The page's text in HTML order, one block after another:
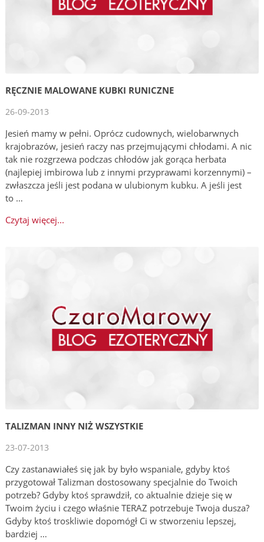
RĘCZNIE MALOWANE KUBKI RUNICZNE
26-09-2013
Jesień mamy w pełni. Oprócz cudownych, wielobarwnych
krajobrazów, jesień raczy nas przejmującymi chłodami. A nic
tak nie rozgrzewa podczas chłodów jak gorąca herbata
(najlepiej imbirowa lub z innymi przyprawami korzennymi) –
zwłaszcza jeśli jest podana w ulubionym kubku. A jeśli jest
to …
Czytaj więcej...
TALIZMAN INNY NIŻ WSZYSTKIE
23-07-2013
Czy zastanawiałeś się jak by było wspaniale, gdyby ktoś
przygotował Talizman dostosowany specjalnie do Twoich
potrzeb? Gdyby ktoś sprawdził, co aktualnie dzieje się w
Twoim życiu i czego właśnie TERAZ potrzebuje Twoja dusza?
Gdyby ktoś troskliwie dopomógł Ci w stworzeniu lepszej,
bardziej …